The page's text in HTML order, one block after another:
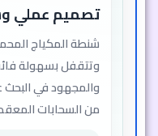
تصميم عملي
شنطة المكياج
وتتقفل بسهولة
والمجهود في
من السحابات